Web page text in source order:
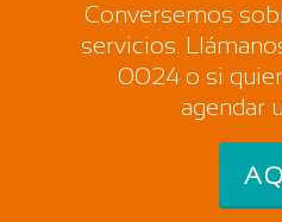
Conversemos
servicios.
0024 o si
agendar